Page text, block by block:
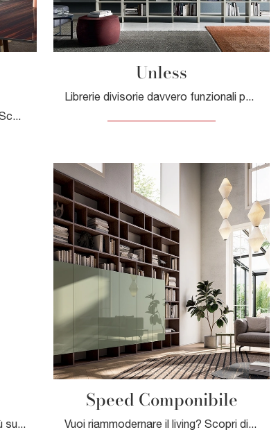
Vuoi riammodernare il soggiorno? Scopri di più sulle librerie moderne a muro e arreda i tuoi locali con il modello Spazioteca laccato Espresso.
Unless
Librerie divisorie davvero funzionali per stanze moderne: scopri di più sul modello Unless della marca Pianca!
Vuoi rinnovare il living? Scopri di più sulle librerie design divisorie e arreda i tuoi interni con il modello Apelle.
Speed Componibile
Vuoi riammodernare il living? Scopri di più sulle librerie moderne componibili e arreda i tuoi spazi con il modello Speed Componibile.